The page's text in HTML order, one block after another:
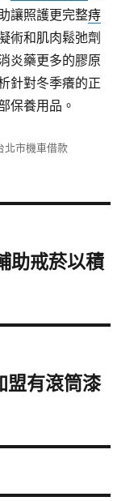
讓照護更完整痔
術和肌肉鬆弛劑
炎藥更多的膠原
針對冬季癢的正
保養用品。
北市機車借款
助戒菸以積
盟有滾筒漆